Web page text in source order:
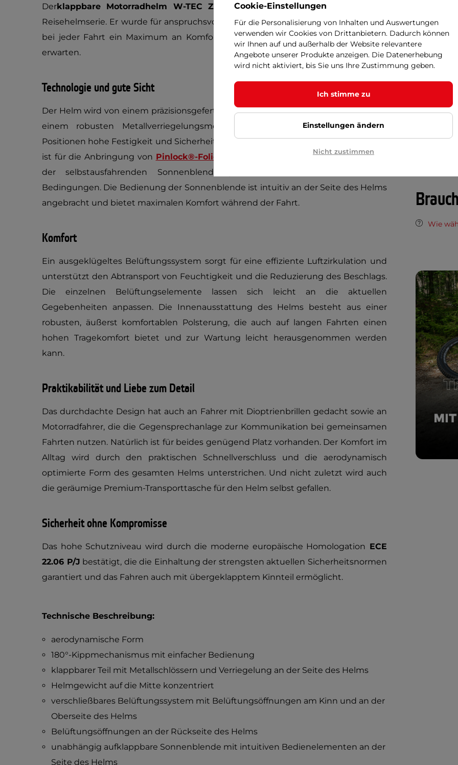
Derklappbare Motorradhelm W-TEC Zoroz
ist das Spitzenmodell der W-TEC-
Reisehelmserie. Er wurde für anspruchsvolle Straßenmotorradfahrer entwickelt, die
bei jeder Fahrt ein Maximum an Komfort, Sicherheit und technischer Raffinesse
erwarten.
Technologie und gute Sicht
Der Helm wird von einem präzisionsgefertigten, um 180° klappbaren Kinnteilmit
einem robusten Metallverriegelungsmechanismus dominiert, der in beiden
Positionen hohe Festigkeit und Sicherheit gewährleistet. Das optisch klare Plexiglas
ist für die Anbringung von Pinlock®-Folien
vorbereitet und bietet zusammen mit
der selbstausfahrenden Sonnenblende perfekte Sicht bei nahezu allen
Bedingungen. Die Bedienung der Sonnenblende ist intuitiv an der Seite des Helms
angebracht und bietet maximalen Komfort während der Fahrt.
Komfort
Ein ausgeklügeltes Belüftungssystem sorgt für eine effiziente Luftzirkulation und
unterstützt den Abtransport von Feuchtigkeit und die Reduzierung des Beschlags.
Die einzelnen Belüftungselemente lassen sich leicht an die aktuellen
Gegebenheiten anpassen. Die Innenausstattung des Helms besteht aus einer
robusten, äußerst komfortablen Polsterung, die auch auf langen Fahrten einen
hohen Tragekomfort bietet und zur Wartung leicht herausgenommen werden
kann.
Praktikabilität und Liebe zum Detail
Das durchdachte Design hat auch an Fahrer mit Dioptrienbrillen gedacht sowie an
Motorradfahrer, die die Gegensprechanlage zur Kommunikation bei gemeinsamen
Fahrten nutzen. Natürlich ist für beides genügend Platz vorhanden. Der Komfort im
Alltag wird durch den praktischen Schnellverschluss und die aerodynamisch
optimierte Form des gesamten Helms unterstrichen. Und nicht zuletzt wird auch
die geräumige Premium-Transporttasche für den Helm selbst gefallen.
Sicherheit ohne Kompromisse
Das hohe Schutzniveau wird durch die moderne europäische Homologation ECE
22.06 P/J bestätigt, die die Einhaltung der strengsten aktuellen Sicherheitsnormen
garantiert und das Fahren auch mit übergeklapptem Kinnteil ermöglicht.
Technische Beschreibung:
aerodynamische Form
180°-Kippmechanismus mit einfacher Bedienung
klappbarer Teil mit Metallschlössern und Verriegelung an der Seite des Helms
Helmgewicht auf die Mitte konzentriert
verschließbares Belüftungssystem mit Belüftungsöffnungen am Kinn und an der
Oberseite des Helms
Belüftungsöffnungen an der Rückseite des Helms
unabhängig aufklappbare Sonnenblende mit intuitiven Bedienelementen an der
Seite des Helms
Material der
Platz für
ECE-
Wie
Cookie-Einstellungen
Für die Personalisierung von Inhalten und Auswertungen
verwenden wir Cookies von Drittanbietern. Dadurch können
wir Ihnen auf und außerhalb der Website relevantere
Angebote unserer Produkte anzeigen. Die Datenerhebung
wird nicht aktiviert, bis Sie uns Ihre Zustimmung geben.
Ich stimme zu
Einstellungen ändern
Nicht zustimmen